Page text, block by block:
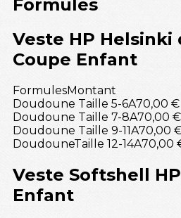
Formules
Veste HP Helsinki
Coupe Enfant
FormulesMontant
Doudoune Taille 5-6A70,00 €
Doudoune Taille 7-8A70,00 €
Doudoune Taille 9-11A70,00
DoudouneTaille 12-14A70,00
Veste Softshell
Enfant